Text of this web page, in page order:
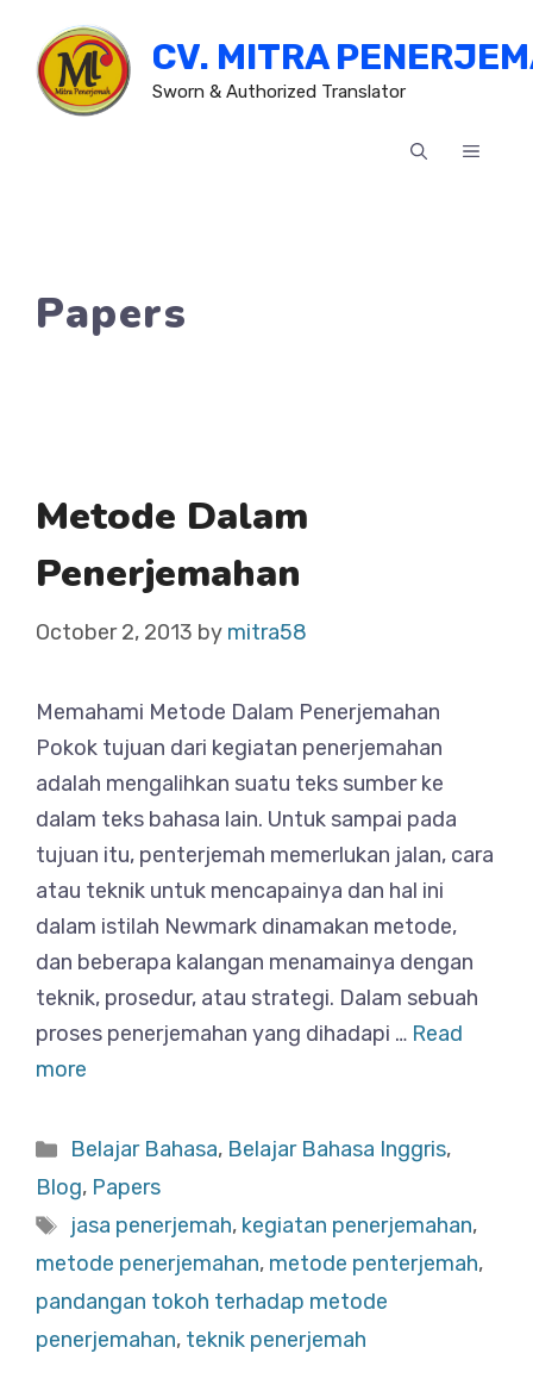
content
CV. MITRA
Sworn & Authorized Translator
MENU
Papers
Metode Dalam
Penerjemahan
October 2, 2013 by mitra58
Memahami Metode Dalam Penerjemahan
Pokok tujuan dari kegiatan penerjemahan
adalah mengalihkan suatu teks sumber ke
dalam teks bahasa lain. Untuk sampai pada
tujuan itu, penterjemah memerlukan jalan, cara
atau teknik untuk mencapainya dan hal ini
dalam istilah Newmark dinamakan metode,
dan beberapa kalangan menamainya dengan
teknik, prosedur, atau strategi. Dalam sebuah
proses penerjemahan yang dihadapi … Read
more
Categories
Belajar Bahasa, Belajar Bahasa Inggris,
Blog, Papers
Tags
jasa penerjemah, kegiatan penerjemahan,
metode penerjemahan, metode penterjemah,
pandangan tokoh terhadap metode
penerjemahan, teknik penerjemah